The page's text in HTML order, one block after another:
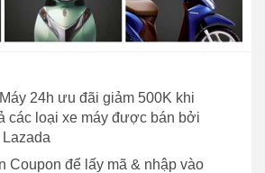
24h ưu đãi giảm 500K khi
các loại xe máy được bán bởi
Coupon để lấy mã & nhập vào